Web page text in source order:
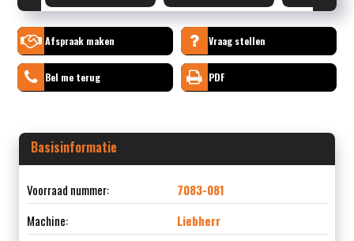
Afspraak maken Vraag stellen
Bel me terug PDF
Basisinformatie
Voorraad nummer:
7083-081
Machine:
Liebherr